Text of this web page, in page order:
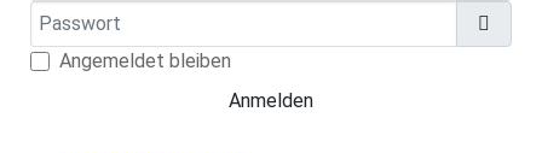
Passwort
Angemeldet bleiben
Anmelden